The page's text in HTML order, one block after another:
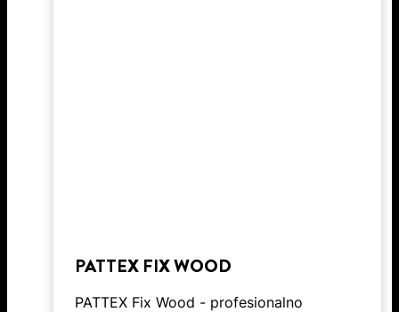
PATTEX FIX WOOD
PATTEX Fix Wood - profesionalno